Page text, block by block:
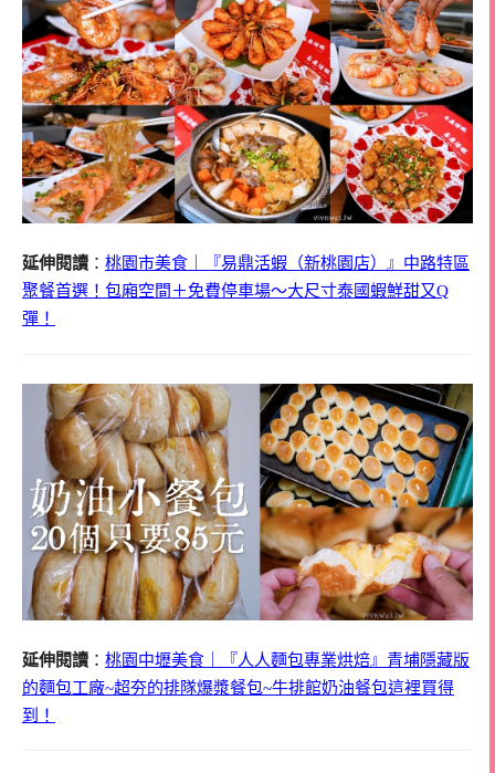
延伸閱讀 ： 桃園市美食｜『易鼎活蝦（新桃園店）』中路特區
聚餐首選！包廂空間＋免費停車場～大尺寸泰國蝦鮮甜又Q
彈！
延伸閱讀 ： 桃園中壢美食｜『人人麵包專業烘焙』青埔隱藏版
的麵包工廠~超夯的排隊爆漿餐包~牛排館奶油餐包這裡買得
到！